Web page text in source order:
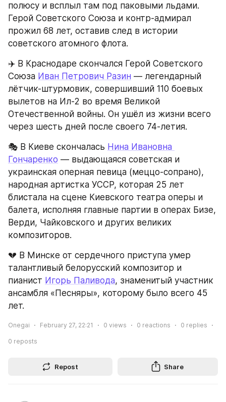
полюсу и всплыл там под паковыми льдами.
Герой Советского Союза и контр-адмирал
прожил 68 лет, оставив след в истории
советского атомного флота.
✈️ В Краснодаре скончался Герой Советского
Союза Иван Петрович Разин — легендарный
лётчик-штурмовик, совершивший 110 боевых
вылетов на Ил-2 во время Великой
Отечественной войны. Он ушёл из жизни всего
через шесть дней после своего 74-летия.
🎭 В Киеве скончалась Нина Ивановна
Гончаренко — выдающаяся советская и
украинская оперная певица (меццо-сопрано),
народная артистка УССР, которая 25 лет
блистала на сцене Киевского театра оперы и
балета, исполняя главные партии в операх Бизе,
Верди, Чайковского и других великих
композиторов.
💔 В Минске от сердечного приступа умер
талантливый белорусский композитор и
пианист Игорь Паливода, знаменитый участник
ансамбля «Песняры», которому было всего 45
лет.
Onegai February 27, 22:21 0 views 0 reactions 0 replies
0 reposts
Repost Share